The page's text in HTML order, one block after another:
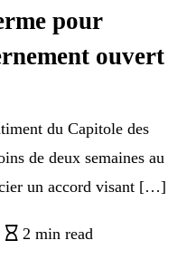
pour
ouvert
du Capitole des
de deux semaines au
un accord visant […]
2 min read